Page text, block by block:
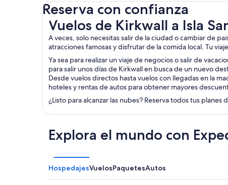
Reserva con confianza
Vuelos de Kirkwall a Isla
A veces, solo necesitas salir de la ciudad o cambiar de
atracciones famosas y disfrutar de la comida local. Tu
Ya sea para realizar un viaje de negocios o salir de
para salir unos días de Kirkwall en busca de un nuevo
Desde vuelos directos hasta vuelos con llegadas en la
hoteles y rentas de autos para obtener mayores
¿Listo para alcanzar las nubes? Reserva todos tus
Vuelos de Kirkwall a Isla Sanday
Explora el mundo con
HospedajesVuelosPaquetesAutos